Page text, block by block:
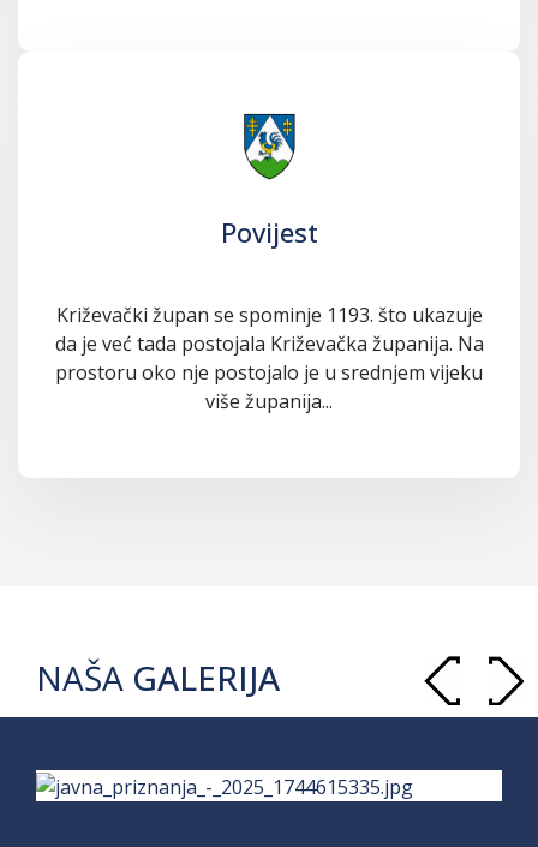
Povijest
Križevački župan se spominje 1193. što ukazuje
da je već tada postojala Križevačka županija. Na
prostoru oko nje postojalo je u srednjem vijeku
više županija...
NAŠA GALERIJA